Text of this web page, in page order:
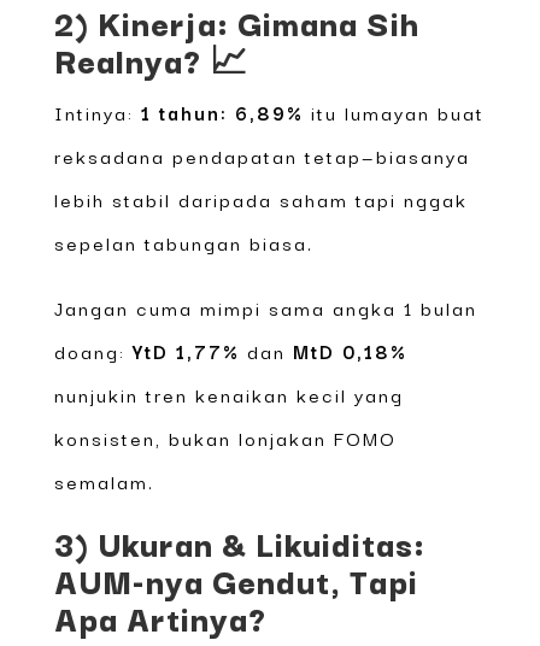
2) Kinerja: Gimana Sih
Realnya? 📈
Intinya: 1 tahun: 6,89% itu lumayan buat
reksadana pendapatan tetap—biasanya
lebih stabil daripada saham tapi nggak
sepelan tabungan biasa.
Jangan cuma mimpi sama angka 1 bulan
doang:YtD 1,77% dan MtD 0,18%
nunjukin tren kenaikan kecil yang
konsisten, bukan lonjakan FOMO
semalam.
3) Ukuran & Likuiditas:
AUM-nya Gendut, Tapi
Apa Artinya?